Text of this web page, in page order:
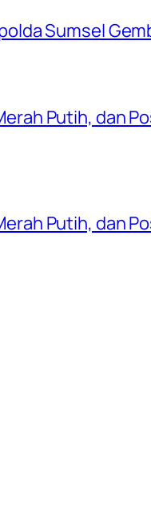
Sumsel
Putih, dan
Putih, dan